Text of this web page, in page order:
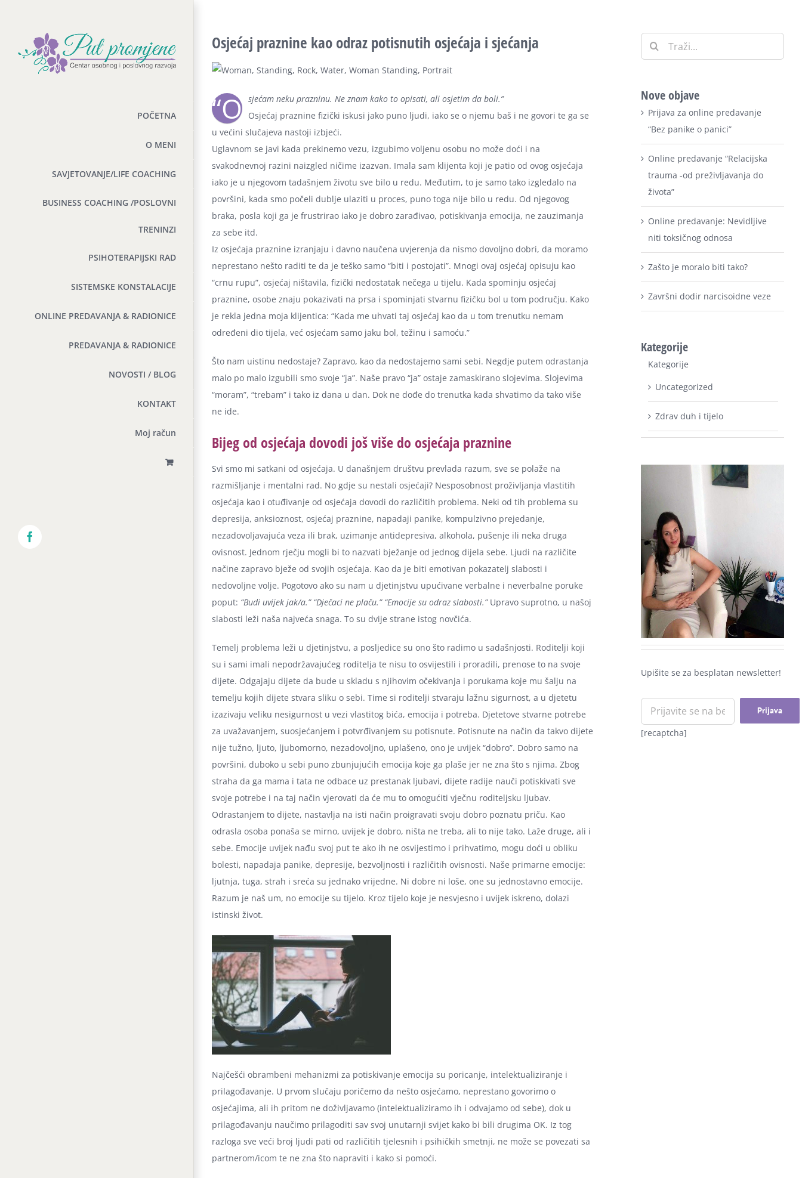
POČETNA
O MENI
SAVJETOVANJE/LIFE COACHING
BUSINESS COACHING /POSLOVNI
TRENINZI
PSIHOTERAPIJSKI RAD
SISTEMSKE KONSTALACIJE
ONLINE PREDAVANJA & RADIONICE
PREDAVANJA & RADIONICE
NOVOSTI / BLOG
KONTAKT
Moj račun
Facebook
Osjećaj praznine kao odraz potisnutih osjećaja i sjećanja
“O sjećam neku prazninu. Ne znam kako to opisati, ali osjetim da boli.”
Osjećaj praznine fizički iskusi jako puno ljudi, iako se o njemu baš i ne govori te ga se
u većini slučajeva nastoji izbjeći.
Uglavnom se javi kada prekinemo vezu, izgubimo voljenu osobu no može doći i na
svakodnevnoj razini naizgled ničime izazvan. Imala sam klijenta koji je patio od ovog osjećaja
iako je u njegovom tadašnjem životu sve bilo u redu. Međutim, to je samo tako izgledalo na
površini, kada smo počeli dublje ulaziti u proces, puno toga nije bilo u redu. Od njegovog
braka, posla koji ga je frustrirao iako je dobro zarađivao, potiskivanja emocija, ne zauzimanja
za sebe itd.
Iz osjećaja praznine izranjaju i davno naučena uvjerenja da nismo dovoljno dobri, da moramo
neprestano nešto raditi te da je teško samo “biti i postojati”. Mnogi ovaj osjećaj opisuju kao
“crnu rupu”, osjećaj ništavila, fizički nedostatak nečega u tijelu. Kada spominju osjećaj
praznine, osobe znaju pokazivati na prsa i spominjati stvarnu fizičku bol u tom području. Kako
je rekla jedna moja klijentica: “Kada me uhvati taj osjećaj kao da u tom trenutku nemam
određeni dio tijela, već osjećam samo jaku bol, težinu i samoću.”
Što nam uistinu nedostaje? Zapravo, kao da nedostajemo sami sebi. Negdje putem odrastanja
malo po malo izgubili smo svoje “ja”. Naše pravo “ja” ostaje zamaskirano slojevima. Slojevima
“moram”, “trebam” i tako iz dana u dan. Dok ne dođe do trenutka kada shvatimo da tako više
ne ide.
Bijeg od osjećaja dovodi još više do osjećaja praznine
Svi smo mi satkani od osjećaja. U današnjem društvu prevlada razum, sve se polaže na
razmišljanje i mentalni rad. No gdje su nestali osjećaji? Nesposobnost proživljanja vlastitih
osjećaja kao i otuđivanje od osjećaja dovodi do različitih problema. Neki od tih problema su
depresija, anksioznost, osjećaj praznine, napadaji panike, kompulzivno prejedanje,
nezadovoljavajuća veza ili brak, uzimanje antidepresiva, alkohola, pušenje ili neka druga
ovisnost. Jednom rječju mogli bi to nazvati bježanje od jednog dijela sebe. Ljudi na različite
načine zapravo bježe od svojih osjećaja. Kao da je biti emotivan pokazatelj slabosti i
nedovoljne volje. Pogotovo ako su nam u djetinjstvu upućivane verbalne i neverbalne poruke
poput: “Budi uvijek jak/a.” “Dječaci ne plaču.” “Emocije su odraz slabosti.”Upravo suprotno, u našoj
slabosti leži naša najveća snaga. To su dvije strane istog novčića.
Temelj problema leži u djetinjstvu, a posljedice su ono što radimo u sadašnjosti. Roditelji koji
su i sami imali nepodržavajućeg roditelja te nisu to osvijestili i proradili, prenose to na svoje
dijete. Odgajaju dijete da bude u skladu s njihovim očekivanja i porukama koje mu šalju na
temelju kojih dijete stvara sliku o sebi. Time si roditelji stvaraju lažnu sigurnost, a u djetetu
izazivaju veliku nesigurnost u vezi vlastitog bića, emocija i potreba. Djetetove stvarne potrebe
za uvažavanjem, suosjećanjem i potvrđivanjem su potisnute. Potisnute na način da takvo dijete
nije tužno, ljuto, ljubomorno, nezadovoljno, uplašeno, ono je uvijek “dobro”. Dobro samo na
površini, duboko u sebi puno zbunjujućih emocija koje ga plaše jer ne zna što s njima. Zbog
straha da ga mama i tata ne odbace uz prestanak ljubavi, dijete radije nauči potiskivati sve
svoje potrebe i na taj način vjerovati da će mu to omogućiti vječnu roditeljsku ljubav.
Odrastanjem to dijete, nastavlja na isti način proigravati svoju dobro poznatu priču. Kao
odrasla osoba ponaša se mirno, uvijek je dobro, ništa ne treba, ali to nije tako. Laže druge, ali i
sebe. Emocije uvijek nađu svoj put te ako ih ne osvijestimo i prihvatimo, mogu doći u obliku
bolesti, napadaja panike, depresije, bezvoljnosti i različitih ovisnosti. Naše primarne emocije:
ljutnja, tuga, strah i sreća su jednako vrijedne. Ni dobre ni loše, one su jednostavno emocije.
Razum je naš um, no emocije su tijelo. Kroz tijelo koje je nesvjesno i uvijek iskreno, dolazi
istinski život.
Najčešći obrambeni mehanizmi za potiskivanje emocija su poricanje, intelektualiziranje i
prilagođavanje. U prvom slučaju poričemo da nešto osjećamo, neprestano govorimo o
osjećajima, ali ih pritom ne doživljavamo (intelektualiziramo ih i odvajamo od sebe), dok u
prilagođavanju naučimo prilagoditi sav svoj unutarnji svijet kako bi bili drugima OK. Iz tog
razloga sve veći broj ljudi pati od različitih tjelesnih i psihičkih smetnji, ne može se povezati sa
partnerom/icom te ne zna što napraviti i kako si pomoći.
Traži:
Nove objave
Prijava za online predavanje
“Bez panike o panici”
Online predavanje “Relacijska
trauma -od preživljavanja do
života”
Online predavanje: Nevidljive
niti toksičnog odnosa
Zašto je moralo biti tako?
Završni dodir narcisoidne veze
Kategorije
Kategorije
Uncategorized
Zdrav duh i tijelo
Upišite se za besplatan newsletter!
[recaptcha]